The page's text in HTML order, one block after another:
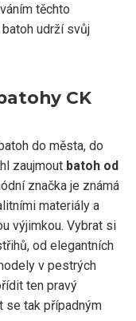
těchto
udrží svůj
CK
do města, do
zaujmout batoh od
značka je známá
materiály a
výjimkou. Vybrat si
od elegantních
v pestrých
ten pravý
se tak případným